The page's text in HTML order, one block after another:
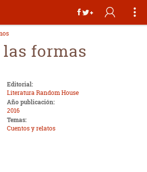
formas
Editorial:
Literatura Random House
Año publicación:
2016
Temas:
Cuentos y relatos